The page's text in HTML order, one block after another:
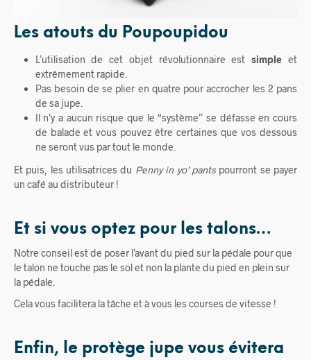
Les atouts du Poupoupidou
L’utilisation de cet objet révolutionnaire estsimple et
extrêmement rapide.
Pas besoin de se plier en quatre pour accrocher les 2 pans
de sa jupe.
Il n’y a aucun risque que le “système” se défasse en cours
de balade et vous pouvez être certaines que vos dessous
ne seront vus par tout le monde.
Et puis, les utilisatrices du Penny in yo’ pantspourront se payer
un café au distributeur !
Et si vous optez pour les talons…
Notre conseil est de poser l’avant du pied sur la pédale pour que
le talon ne touche pas le sol et non la plante du pied en plein sur
la pédale.
Cela vous facilitera la tâche et à vous les courses de vitesse !
Enfin, le protège jupe vous évitera